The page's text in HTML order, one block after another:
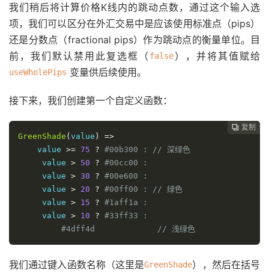
我们稍后将计算价格K线内的跳动点数，通过这个输入选
项，我们可以区分在外汇交易中是应该使用标准点（pips）
还是分数点（fractional pips）作为跳动点的衡量单位。目
前，我们默认禁用此复选框（ false），并将其值赋给
useWholePips 变量供后续使用。
接下来，我们创建第一个自定义函数：
 复制
 复制
 复制
 复制
 复制
 复制
 复制
 复制
 复制
 复制
 复制
 复制
 复制
GreenShade ( value )
=>
    value
>= 75 ? #00b300 : // 深绿色
     value
> 50 ? #00cc00 :
     value
> 30 ? #00e600 :
     value
> 20 ? #00ff00 : // 绿色
     value
> 15 ? #1aff1a :
     value
> 10 ? #33ff33 :
#4dff4d             // 浅绿色
我们通过键入函数名称（这里是GreenShade），然后在括号